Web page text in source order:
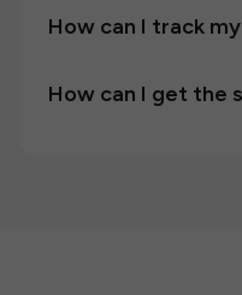
How can I track
How can I get the